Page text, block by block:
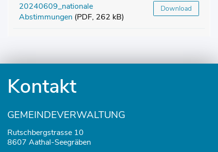
20240609_nationale
Abstimmungen (PDF, 262 kB)
Download
Kontakt
GEMEINDEVERWALTUNG
Rutschbergstrasse 10
8607 Aathal-Seegräben